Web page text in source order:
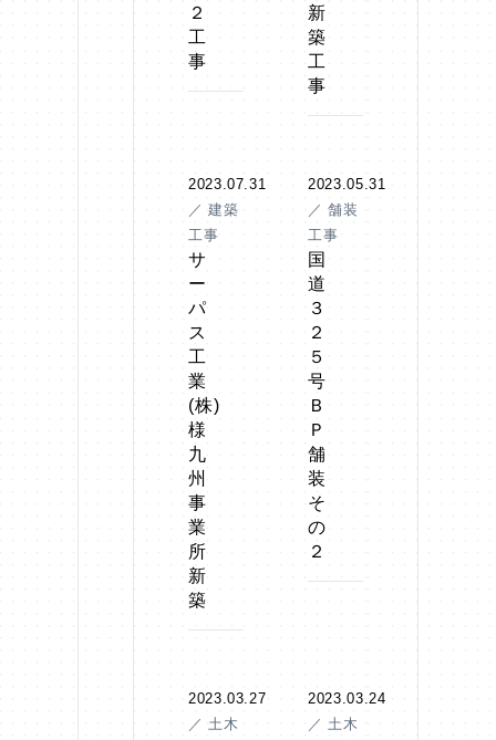
２
工
事
新
築
工
事
2023.07.31
／ 建築
工事
サ
ー
パ
ス
工
業
(株)
様
九
州
事
業
所
新
築
2023.05.31
／ 舗装
工事
国
道
３
２
５
号
Ｂ
Ｐ
舗
装
そ
の
２
2023.03.27
／ 土木
2023.03.24
／ 土木